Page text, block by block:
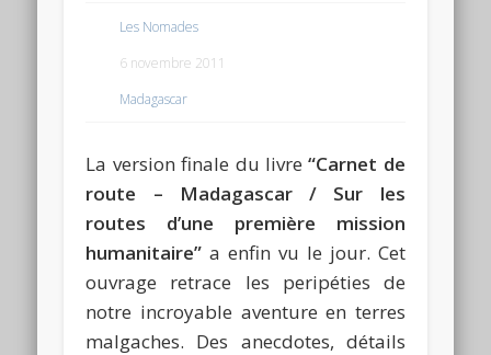
Les Nomades
6 novembre 2011
Madagascar
La version finale du livre“Carnet de
route – Madagascar / Sur les
routes d’une première mission
humanitaire”a enfin vu le jour. Cet
ouvrage retrace les peripéties de
notre incroyable aventure en terres
malgaches. Des anecdotes, détails